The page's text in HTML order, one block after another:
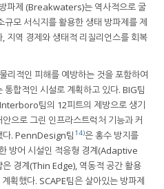
파제 (Breakwaters)는 역사적으로 굴
모 서식지를 활용한 생태 방파제를 제
지역 경제와 생태적 리질리언스를 회복
리적인 피해를 예방하는 것을 포함하여
합적인 시설로 계획하고 있다. BIG팀
팀의 12피트의 제방으로 생기
으로 그린 인프라스트럭처 기능과 커
다. PennDesign팀 14)은 홍수 방지를
방어 시설인 적응형 경계(Adaptive
경계(Thin Edge), 역동적 공간 활용
획했다. SCAPE팀은 살아있는 방파제